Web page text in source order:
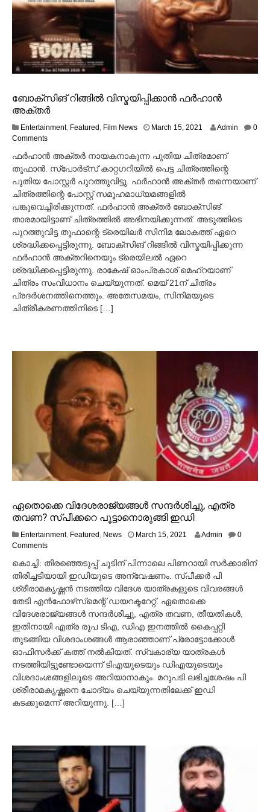
ബോക്സിങ് റിങ്ങില്‍ വിസ്മയിപ്പിക്കാന്‍ ഫര്‍ഹാന്‍
അക്തര്‍
Entertainment, Featured , Film News March 15, 2021
c
h
1
,
0
2
1
Admin
0
Comments
ഫര്‍ഹാന്‍ അക്തര്‍ നായകനാകുന്ന പുതിയ ചിത്രമാണ്
തൂഫാന്‍. സ്പോര്‍ട്സ് കാറ്റഗറിയില്‍ പെട്ട ചിത്രത്തിന്റെ
പുതിയ പോസ്റ്റര്‍ പുറത്തുവിട്ടു. ഫര്‍ഹാന്‍ അക്തര്‍ തന്നെയാണ്
ചിത്രത്തിന്റെ പോസ്റ്റ് സമൂഹമാധ്യമങ്ങളില്‍
പങ്കുവെച്ചിരിക്കുന്നത്. ഫര്‍ഹാന്‍ അക്തര്‍ ബോക്സിങ്
താരമായിട്ടാണ് ചിത്രത്തില്‍ അഭിനയിക്കുന്നത്. അടുത്തിടെ
പുറത്തുവിട്ട തൂഫാന്റെ ട്രെയിലര്‍ സിനിമ ലോകത്ത് ഏറെ
ശ്രദ്ധിക്കപ്പെട്ടിരുന്നു. ബോക്സിങ് റിങ്ങില്‍ വിസ്മയിപ്പിക്കുന്ന
ഫര്‍ഹാന്‍ അക്തറിനെയും ട്രെയിലല്‍ ഏറെ
ശ്രദ്ധിക്കപ്പെട്ടിരുന്നു. രാകേഷ് ഓംപ്രകാശ് മെഹ്റയാണ്
ചിത്രം സംവിധാനം ചെയ്യുന്നത്. മെയ് 21ന് ചിത്രം
പ്രദര്‍ശനത്തിനെത്തും. അതേസമയം, സിനിമയുടെ
ചിത്രീകരണത്തിനിടെ […]
ഏതൊക്കെ വിദേശരാജ്യങ്ങള്‍ സന്ദര്‍ശിച്ചു, എത്ര
തവണ? സ്പീക്കറെ പൂട്ടാനൊരുങ്ങി ഇഡി‍
Entertainment, Featured News March 15, 2021
c
h
1
5
0
2
1
Admin
0
Comments
കൊച്ചി: തിരഞ്ഞെടുപ്പ് ചൂടിന് പിന്നാലെ പിണറായി സര്‍ക്കാരിന്
തിരിച്ചടിയായി ഇഡി‍യുടെ അന്വേഷണം. സ്പീക്കര്‍ പി
ശ്രീരാമകൃഷ്ണന്‍ നടത്തിയ വിദേശ യാത്രകളുടെ വിവരങ്ങള്‍
തേടി എന്‍ഫോഴ്‌സ്‌മെന്റ് ഡയറക്ടറേറ്റ്. ഏതൊക്കെ
വിദേശരാജ്യങ്ങള്‍ സന്ദര്‍ശിച്ചു, എത്ര തവണ, തീയതികള്‍,
ഇതിനായി എത്ര രൂപ ടിഎ, ഡിഎ ഇനത്തില്‍ കൈപ്പറ്റി
തുടങ്ങിയ വിശദാംശങ്ങള്‍ ആരാഞ്ഞാണ് പ്രോട്ടോക്കോള്‍
ഓഫിസര്‍ക്ക് കത്ത് നല്‍കിയത്. സ്വകാര്യ യാത്രകള്‍
നടത്തിയിട്ടുണ്ടോയെന്ന് ടിഎയുടെയും ഡിഎയുടെയും
വിശദാംശങ്ങളിലൂടെ അറിയാനാകും. മറുപടി ലഭിച്ചശേഷം പി
ശ്രീരാമകൃഷ്ണനെ ചോദ്യം ചെയ്യുന്നതിലേക്ക് ഇഡി
കടക്കുമെന്ന് അറിയുന്നു. […]